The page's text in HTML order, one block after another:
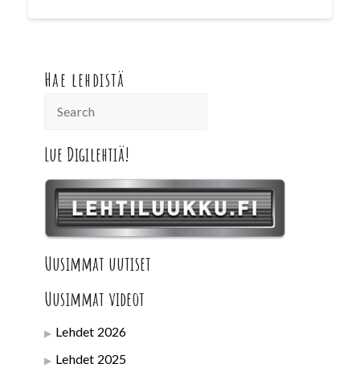
Hae lehdistä
Lue Digilehtiä!
Uusimmat uutiset
Uusimmat videot
Lehdet 2026
Lehdet 2025